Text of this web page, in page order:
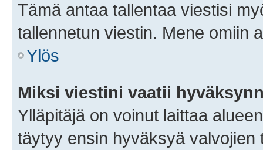
Tämä antaa tallentaa viestisi
tallennetun viestin. Mene omiin
Ylös
Miksi viestini vaatii
Ylläpitäjä on voinut laittaa
täytyy ensin hyväksyä